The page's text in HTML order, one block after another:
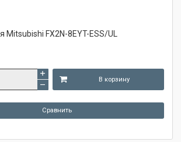
Mitsubishi FX2N-8EYT-ESS/UL
В корзину
Сравнить